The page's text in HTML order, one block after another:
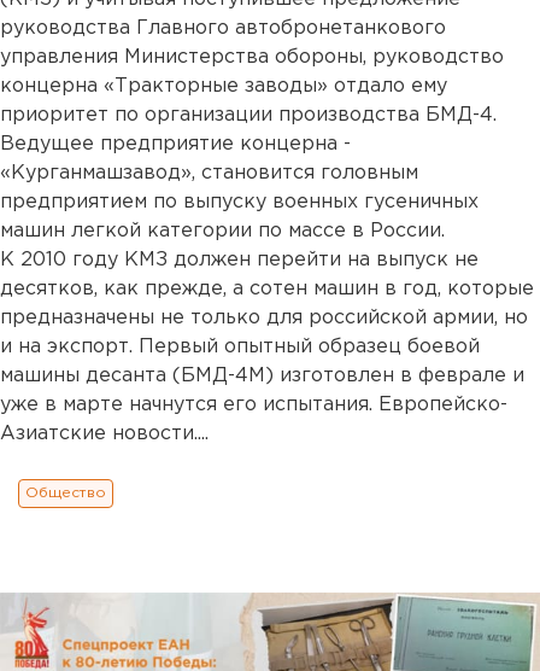
руководства Главного автобронетанкового
управления Министерства обороны, руководство
концерна «Тракторные заводы» отдало ему
приоритет по организации производства БМД-4.
Ведущее предприятие концерна -
«Курганмашзавод», становится головным
предприятием по выпуску военных гусеничных
машин легкой категории по массе в России.
К 2010 году КМЗ должен перейти на выпуск не
десятков, как прежде, а сотен машин в год, которые
предназначены не только для российской армии, но
и на экспорт. Первый опытный образец боевой
машины десанта (БМД-4М) изготовлен в феврале и
уже в марте начнутся его испытания. Европейско-
Азиатские новости....
Общество